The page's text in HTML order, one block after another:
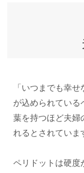
「いつまでも幸
が込められている
葉を持つほど夫婦
れるとされていま
ペリドットは硬度